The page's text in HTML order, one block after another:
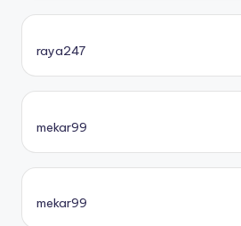
raya247
mekar99
mekar99